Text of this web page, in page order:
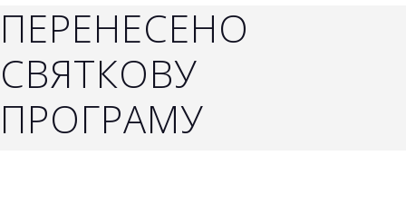
ПЕРЕНЕСЕНО
СВЯТКОВУ
ПРОГРАМУ